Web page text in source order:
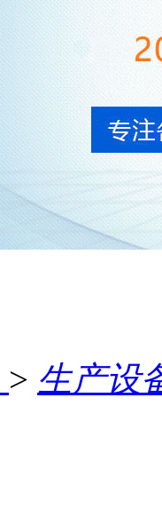
> 生产设